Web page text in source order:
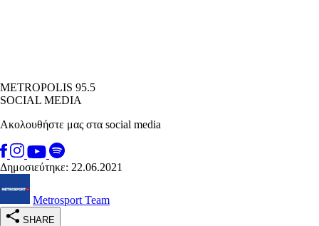
METROPOLIS 95.5
SOCIAL MEDIA
Ακολουθήστε μας στα social media
Δημοσιεύτηκε: 22.06.2021
Metrosport Team
SHARE